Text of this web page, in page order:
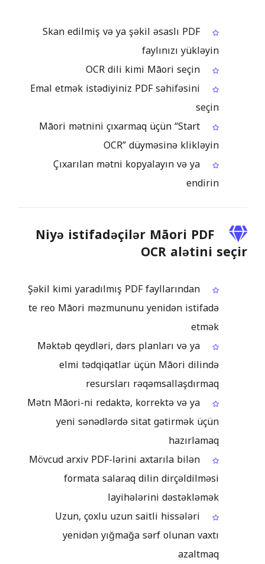
Skan edilmiş və ya şəkil əsaslı PDF
faylınızı yükləyin
Emal etmək istədiyiniz PDF səhifəsini
seçin
Māori mətnini çıxarmaq üçün “Start
OCR” düyməsinə klikləyin
Çıxarılan mətni kopyalayın və ya
endirin
Niyə istifadəçilər Māori PDF
OCR alətini seçir
Şəkil kimi yaradılmış PDF fayllarından
te reo Māori məzmununu yenidən istifadə
etmək
Məktəb qeydləri, dərs planları və ya
elmi tədqiqatlar üçün Māori dilində
resursları rəqəmsallaşdırmaq
Mətn Māori-ni redaktə, korrektə və ya
yeni sənədlərdə sitat gətirmək üçün
hazırlamaq
Mövcud arxiv PDF-lərini axtarıla bilən
formata salaraq dilin dirçəldilməsi
layihələrini dəstəkləmək
Uzun, çoxlu uzun saitli hissələri
yenidən yığmağa sərf olunan vaxtı
azaltmaq